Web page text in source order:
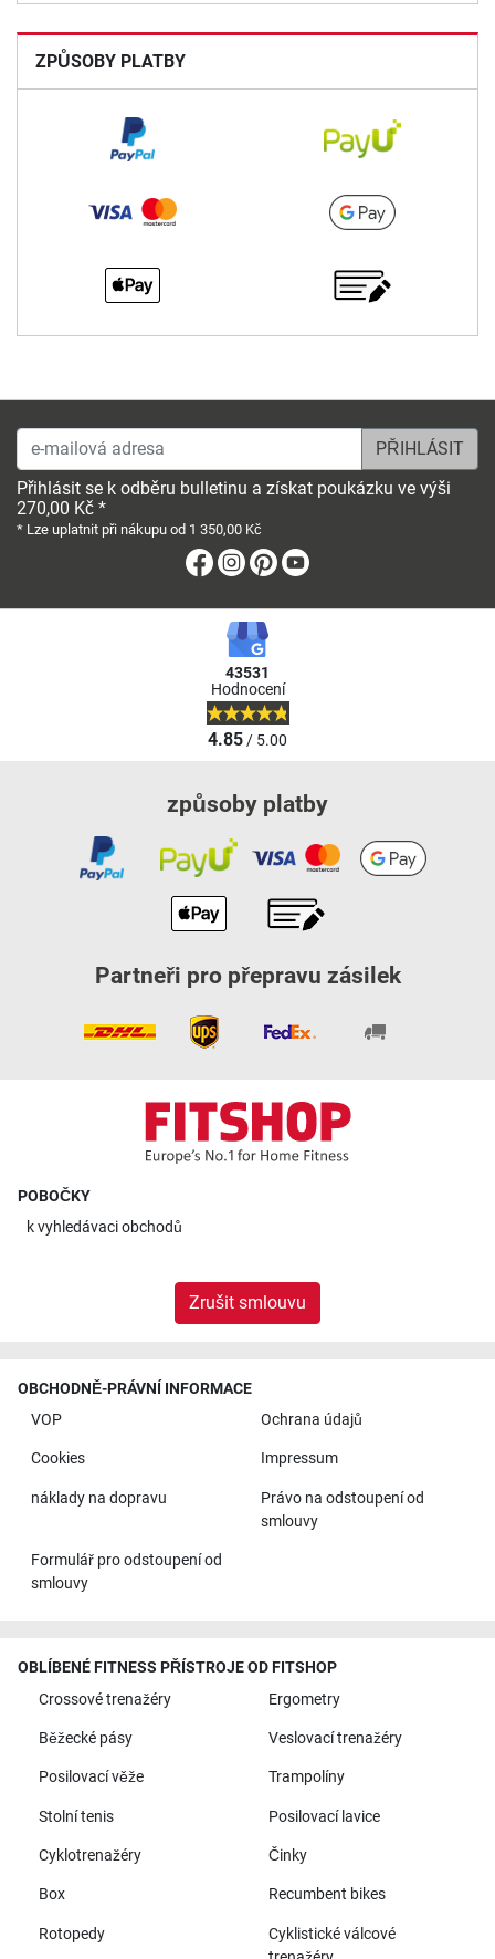
ZPŮSOBY PLATBY
e-mailová adresa
Přihlásit se k odběru bulletinu a získat poukázku ve výši
270,00 Kč *
* Lze uplatnit při nákupu od 1 350,00 Kč
Facebook
Instagram
Pinterest
43531
Hodnocení
4.85/ 5.00
způsoby platby
Partneři pro přepravu zásilek
POBOČKY
kvyhledávaci obchodů
Zrušit smlouvu
OBCHODNĚ-PRÁVNÍ INFORMACE
VOP
Ochrana údajů
Cookies Impressum
náklady na dopravu
Právo na odstoupení od
smlouvy
Formulář pro odstoupení od
smlouvy
OBLÍBENÉ FITNESS PŘÍSTROJE OD FITSHOP
Crossové trenažéry
Ergometry
Běžecké pásy Veslovací trenažéry
Posilovací věže Trampolíny
Stolní tenis Posilovací lavice
Cyklotrenažéry Činky
Box Recumbent bikes
Rotopedy
Cyklistické válcové